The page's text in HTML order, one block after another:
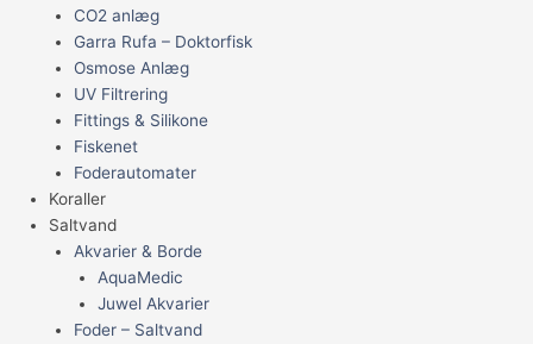
CO2 anlæg
Garra Rufa – Doktorfisk
Osmose Anlæg
UV Filtrering
Fittings & Silikone
Fiskenet
Foderautomater
Koraller
Saltvand
Akvarier & Borde
AquaMedic
Juwel Akvarier
Foder – Saltvand